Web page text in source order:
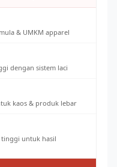
& UMKM apparel
dengan sistem laci
kaos & produk lebar
untuk hasil